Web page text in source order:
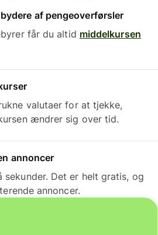
af pengeoverførsler
får du altid middelkursen
valutaer for at tjekke,
ændrer sig over tid.
annoncer
sekunder. Det er helt gratis, og
annoncer.